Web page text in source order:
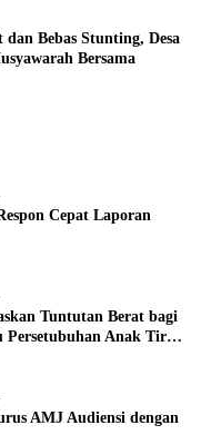
Bebas Stunting, Desa
Bersama
Cepat Laporan
Tuntutan Berat bagi
Persetubuhan Anak Tiri
AMJ Audiensi dengan